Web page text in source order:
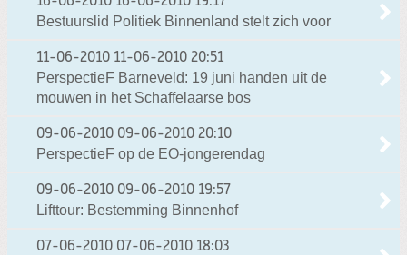
Bestuurslid Politiek Binnenland stelt zich voor
11-06-2010 11-06-2010 20:51
PerspectieF Barneveld: 19 juni handen uit de
mouwen in het Schaffelaarse bos
09-06-2010 09-06-2010 20:10
PerspectieF op de EO-jongerendag
09-06-2010 09-06-2010 19:57
Lifttour: Bestemming Binnenhof
07-06-2010 07-06-2010 18:03